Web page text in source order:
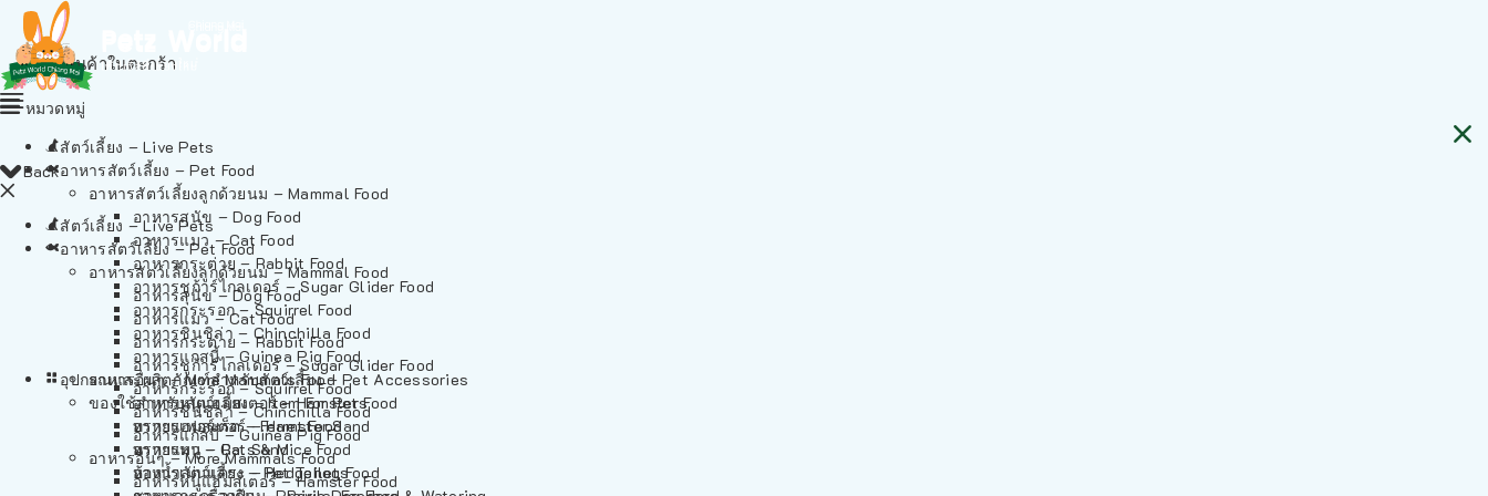
ไม่มีสินค้าในตะกร้า
Back
สัตว์เลี้ยง – Live Pets
อาหารสัตว์เลี้ยง – Pet Food
อาหารสัตว์เลี้ยงลูกด้วยนม – Mammal Food
อาหารสุนัข – Dog Food
อาหารแมว – Cat Food
อาหารกระต่าย – Rabbit Food
อาหารชูก้าร์ไกลเดอร์ – Sugar Glider Food
อาหารกระรอก – Squirrel Food
อาหารชินชิล่า – Chinchilla Food
อาหารแกสบี้ – Guinea Pig Food
อาหารอื่นๆ – More Mammals Food
อาหารหนูแฮมสเตอร์ – Hamster Food
หมวดหมู่
สัตว์เลี้ยง – Live Pets
อาหารสัตว์เลี้ยง – Pet Food
อาหารสัตว์เลี้ยงลูกด้วยนม – Mammal Food
อาหารสุนัข – Dog Food
อาหารแมว – Cat Food
อาหารกระต่าย – Rabbit Food
อาหารชูก้าร์ไกลเดอร์ – Sugar Glider Food
อาหารกระรอก – Squirrel Food
อาหารชินชิล่า – Chinchilla Food
อาหารแกสบี้ – Guinea Pig Food
อาหารอื่นๆ – More Mammals Food
อาหารหนูแฮมสเตอร์ – Hamster Food
อาหารเฟอร์เร็ต – Ferret Food
อาหารหนู – Rats & Mice Food
อาหารเม่นแคระ – Hedgehog Food
อุปกรณและผลิตภัณฑ์สำหรับสัตว์เลี้ยง – Pet Accessories
ของใช้สำหรับสัตว์เลี้ยง – Item For Pets
ทรายแฮมสเตอร์ – Hamster Sand
ทรายแมว – Cat Sand
ห้องน้ำสัตว์เลี้ยง – Pet Toilets